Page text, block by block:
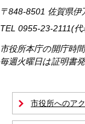
〒848-8501 佐賀県伊
TEL 0955-23-2111(代
市役所本庁の開庁時
毎週火曜日は証明書
市役所へのア